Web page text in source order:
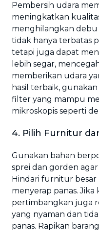
Pembersih udara
meningkatkan
menghilangkan
tidak hanya terbatas
tetapi juga dapat
lebih segar,
memberikan udara
hasil terbaik,
filter yang mampu
mikroskopis seperti
4. Pilih Furnitur
Gunakan bahan
sprei dan gorden
Hindari furnitur besar
menyerap panas.
pertimbangkan juga
yang nyaman dan
panas. Rapikan